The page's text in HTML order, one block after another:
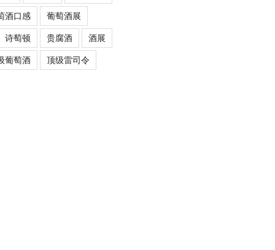
酒口感 葡萄酒展
诗萄顿 贵腐酒 酒展
葡萄酒 顶级雷司令